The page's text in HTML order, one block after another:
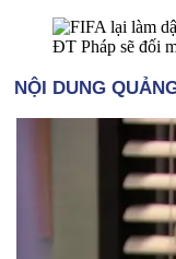
ĐT Pháp sẽ đối